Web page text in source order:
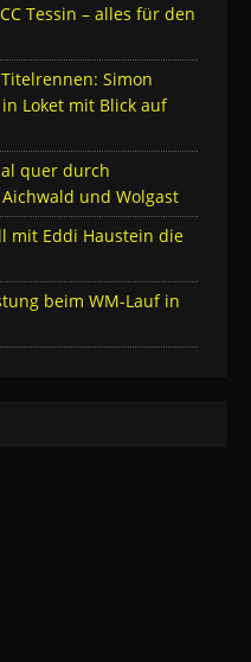
Tessin – alles für den
Simon
Loket mit Blick auf
quer durch
und Wolgast
mit Eddi Haustein die
beim WM-Lauf in